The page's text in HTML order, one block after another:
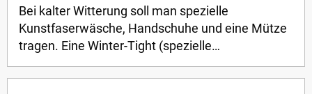
Bei kalter Witterung soll man spezielle
Kunstfaserwäsche, Handschuhe und eine Mütze
tragen. Eine Winter-Tight (spezielle…